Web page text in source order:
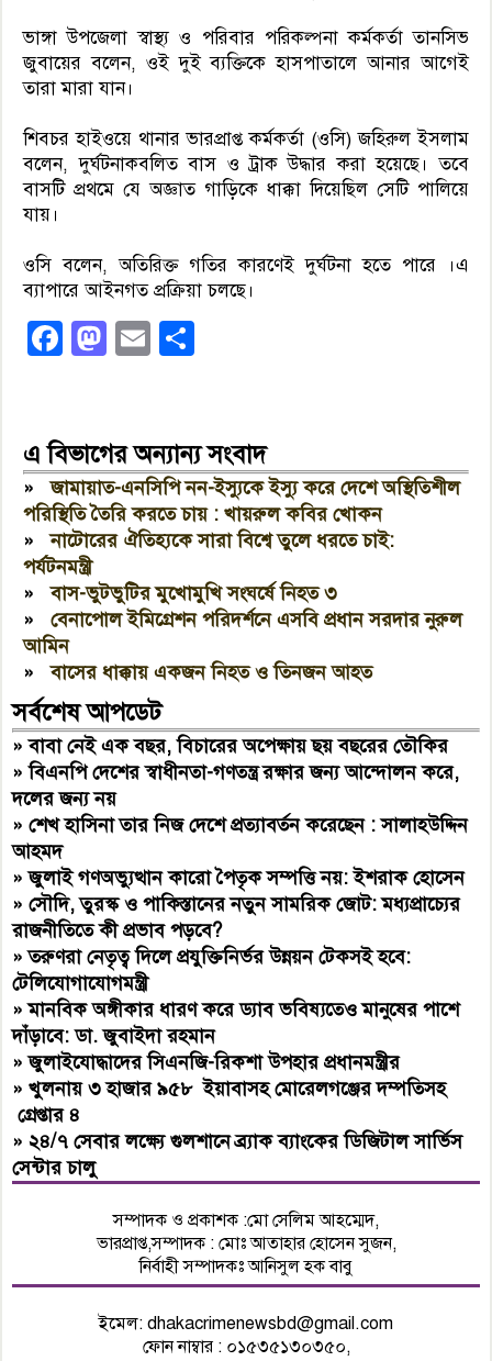
ভাঙ্গা উপজেলা স্বাস্থ্য ও পরিবার পরিকল্পনা কর্মকর্তা তানসিভ
জুবায়ের বলেন, ওই দুই ব্যক্তিকে হাসপাতালে আনার আগেই
তারা মারা যান।
শিবচর হাইওয়ে থানার ভারপ্রাপ্ত কর্মকর্তা (ওসি) জহিরুল ইসলাম
বলেন, দুর্ঘটনাকবলিত বাস ও ট্রাক উদ্ধার করা হয়েছে। তবে
বাসটি প্রথমে যে অজ্ঞাত গাড়িকে ধাক্কা দিয়েছিল সেটি পালিয়ে
যায়।
ওসি বলেন, অতিরিক্ত গতির কারণেই দুর্ঘটনা হতে পারে ।এ
ব্যাপারে আইনগত প্রক্রিয়া চলছে।
Facebook
Mastodon
Email
এ বিভাগের অন্যান্য সংবাদ
»জামায়াত-এনসিপি নন-ইস্যুকে ইস্যু করে দেশে অস্থিতিশীল
পরিস্থিতি তৈরি করতে চায় : খায়রুল কবির খোকন
»নাটোরের ঐতিহ্যকে সারা বিশ্বে তুলে ধরতে চাই:
পর্যটনমন্ত্রী
»বাস-ভুটভুটির মুখোমুখি সংঘর্ষে নিহত ৩
»বেনাপোল ইমিগ্রেশন পরিদর্শনে এসবি প্রধান সরদার নুরুল
আমিন
»বাসের ধাক্কায় একজন নিহত ও তিনজন আহত
সর্বশেষ আপডেট
»বাবা নেই এক বছর, বিচারের অপেক্ষায় ছয় বছরের তৌকির
»বিএনপি দেশের স্বাধীনতা-গণতন্ত্র রক্ষার জন্য আন্দোলন করে,
দলের জন্য নয়
»শেখ হাসিনা তার নিজ দেশে প্রত্যাবর্তন করেছেন : সালাহউদ্দিন
আহমদ
»জুলাই গণঅভ্যুত্থান কারো পৈতৃক সম্পত্তি নয়: ইশরাক হোসেন
»সৌদি, তুরস্ক ও পাকিস্তানের নতুন সামরিক জোট: মধ্যপ্রাচ্যের
রাজনীতিতে কী প্রভাব পড়বে?
»তরুণরা নেতৃত্ব দিলে প্রযুক্তিনির্ভর উন্নয়ন টেকসই হবে:
টেলিযোগাযোগমন্ত্রী
»মানবিক অঙ্গীকার ধারণ করে ড্যাব ভবিষ্যতেও মানুষের পাশে
দাঁড়াবে: ডা. জুবাইদা রহমান
»জুলাইযোদ্ধাদের সিএনজি-রিকশা উপহার প্রধানমন্ত্রীর
»খুলনায় ৩ হাজার ৯৫৮ ইয়াবাসহ মোরেলগঞ্জের দম্পতিসহ
গ্রেপ্তার ৪
»২৪/৭ সেবার লক্ষ্যে গুলশানে ব্র্যাক ব্যাংকের ডিজিটাল সার্ভিস
সেন্টার চালু
সম্পাদক ও প্রকাশক :মো সেলিম আহম্মেদ,
ভারপ্রাপ্ত,সম্পাদক : মোঃ আতাহার হোসেন সুজন,
নির্বাহী সম্পাদকঃ আনিসুল হক বাবু
ইমেল: dhakacrimenewsbd@gmail.com
ফোন নাম্বার : ০১৫৩৫১৩০৩৫০,